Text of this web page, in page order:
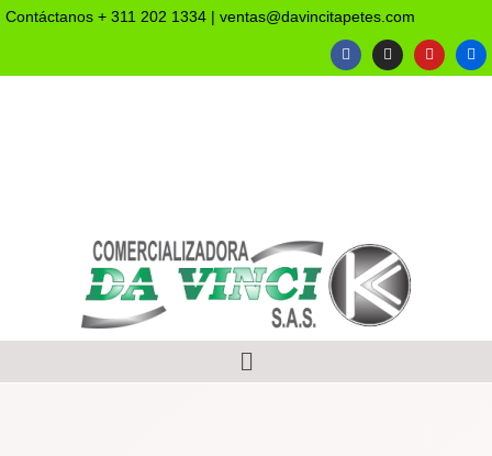
Contáctanos + 311 202 1334 | ventas@davincitapetes.com